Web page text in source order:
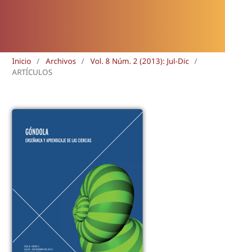
Inicio / Archivos / Vol. 8 Núm. 2 (2013): Jul-Dic /
ARTÍCULOS